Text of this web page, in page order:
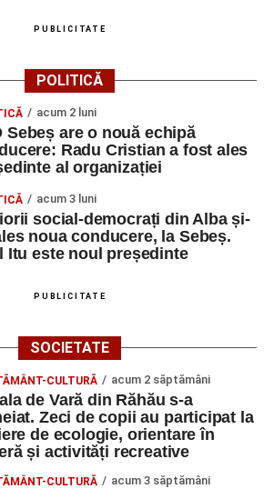
PUBLICITATE
POLITICĂ
acum 2 luni
Sebeș are o nouă echipă
Radu Cristian a fost ales
al organizației
acum 3 luni
social-democrați din Alba și-
noua conducere, la Sebeș.
Itu este noul președinte
PUBLICITATE
SOCIETATE
CULTURĂ acum 2 săptămâni
de Vară din Răhău s-a
Zeci de copii au participat la
de ecologie, orientare în
și activități recreative
CULTURĂ acum 3 săptămâni